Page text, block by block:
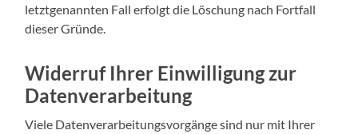
letztgenannten Fall erfolgt die Löschung nach Fortfall
dieser Gründe.
Widerruf Ihrer Einwilligung zur
Datenverarbeitung
Viele Datenverarbeitungsvorgänge sind nur mit Ihrer